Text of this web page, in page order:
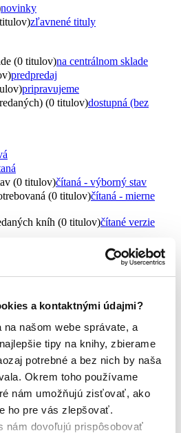
a kontaktnými údajmi?
našom webe správate, a
tipy na knihy, zbierame
potrebné a bez nich by naša
Okrem toho používame
nám umožňujú zisťovať, ako
ho pre vás zlepšovať.
nám dovoľujú prispôsobovať
novinky
zľavnené tituly
(0 titulov)na centrálnom sklade
predpredaj
pripravujeme
(0 titulov)dostupná (bez
(0 titulov)čítaná - výborný stav
(0 titulov)čítaná - mierne
kníh (0 titulov)čítané verzie
1
(1 titul)skupinové aktivity1
titul)brožovaná väzba1